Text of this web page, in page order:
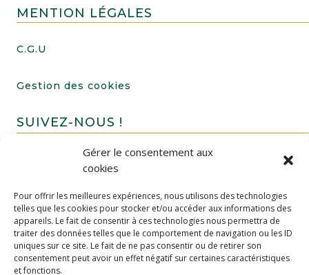
Gérer le consentement aux
cookies
Pour offrir les meilleures expériences, nous utilisons des technologies
telles que les cookies pour stocker et/ou accéder aux informations des
appareils. Le fait de consentir à ces technologies nous permettra de
traiter des données telles que le comportement de navigation ou les ID
uniques sur ce site. Le fait de ne pas consentir ou de retirer son
consentement peut avoir un effet négatif sur certaines caractéristiques
et fonctions.
MENTION LÉGALES
C.G.U
Gestion des cookies
SUIVEZ-NOUS !
FAIRE UN DON